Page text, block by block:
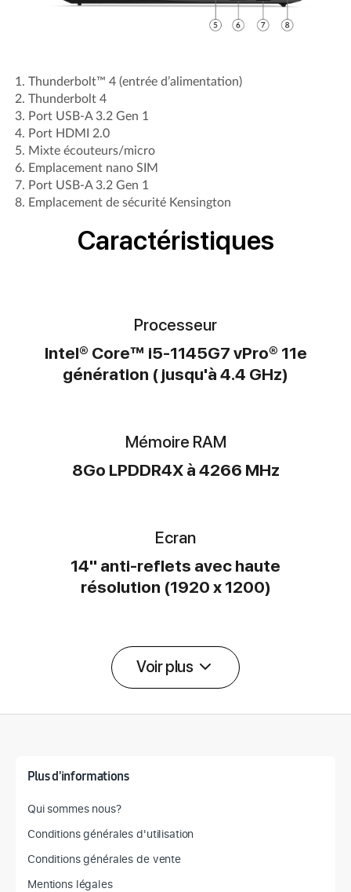
1 . Thunderbolt™ 4 (entrée d’alimentation)
2. Thunderbolt 4
3. Port USB-A 3.2 Gen 1
4. Port HDMI 2.0
5. Mixte écouteurs/micro
6. Emplacement nano SIM
7. Port USB-A 3.2 Gen 1
8. Emplacement de sécurité Kensington
Caractéristiques
Processeur
Intel® Core™ i5-1145G7 vPro® 11e
génération ( jusqu'à 4.4 GHz)
Mémoire RAM
8Go LPDDR4X à 4266 MHz
Ecran
14" anti-reflets avec haute
résolution (1920 x 1200)
Voir plus
Plus d'informations
Qui sommes nous?
Conditions générales d'utilisation
Conditions générales de vente
Mentions légales